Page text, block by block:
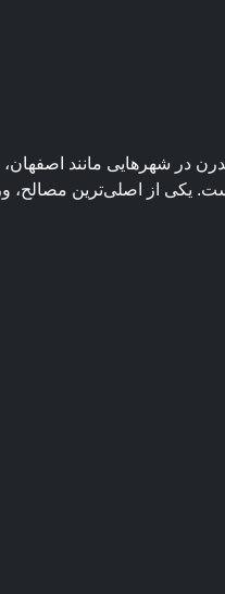
در شهرهایی مانند
از اصلی‌ترین مصالح،